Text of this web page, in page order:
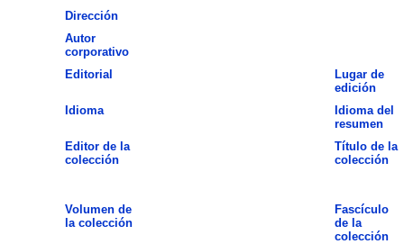
Dirección
Autor
corporativo
Editorial
Lugar de
edición
Idioma
Idioma del
resumen
Editor de la
colección
Título de la
colección
Volumen de
la colección
Fascículo
de la
colección